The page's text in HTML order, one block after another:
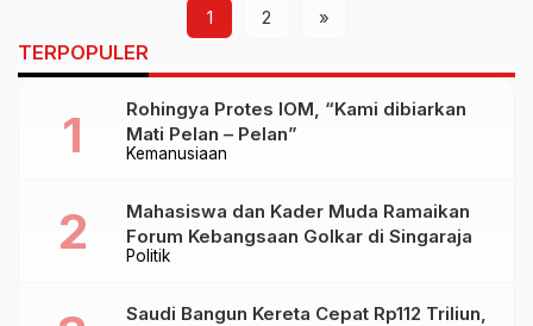
1 2 »
TERPOPULER
Kemanusiaan
Rohingya Protes IOM, “Kami dibiarkan
Mati Pelan – Pelan”
Politik
Mahasiswa dan Kader Muda Ramaikan
Forum Kebangsaan Golkar di Singaraja
Saudi Bangun Kereta Cepat Rp112 Triliun,